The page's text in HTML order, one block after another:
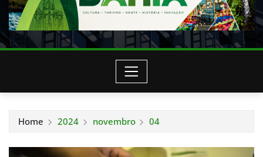
Home 2024 novembro 04